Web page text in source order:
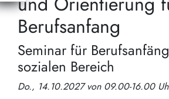
Berufsanfang
Seminar für
sozialen Bereich
Do., 14.10.2027 von 09.00-16.00